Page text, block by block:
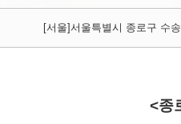
[서울]서울특별시 종로구 수
<종